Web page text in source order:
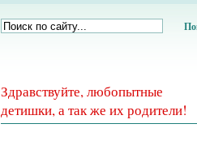
Здравствуйте, любопытные
детишки, а так же их родители!